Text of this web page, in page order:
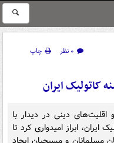
۰ نظر
چاپ
کاتولیک ایران
اقلیت‌های دینی در دیدار با
ابراز امیدواری کرد تا